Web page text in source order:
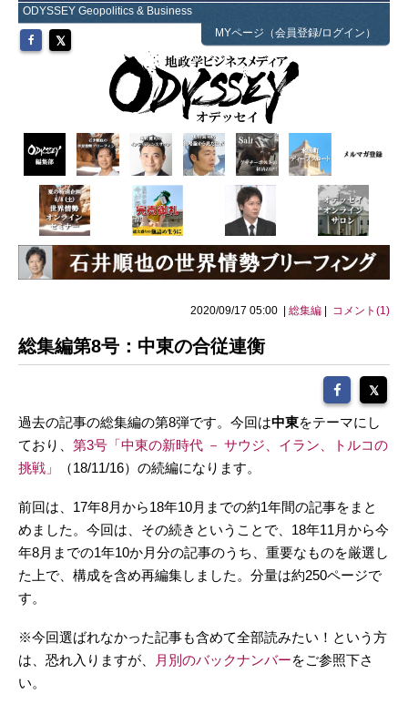
ODYSSEY Geopolitics & Business
MYページ（会員登録/ログイン）
2020/09/17 05:00 | 総集編 コメント(1)
総集編第8号：中東の合従連衡
過去の記事の総集編の第8弾です。今回は中東をテーマにし
ており、 第3号「中東の新時代 － サウジ、イラン、トルコの
挑戦」
（18/11/16）の続編になります。
前回は、17年8月から18年10月までの約1年間の記事をまと
めました。今回は、その続きということで、18年11月から今
年8月までの1年10か月分の記事のうち、重要なものを厳選し
た上で、構成を含め再編集しました。分量は約250ページで
す。
※今回選ばれなかった記事も含めて全部読みたい！という方
は、恐れ入りますが、
月別のバックナンバーをご参照下さ
い。